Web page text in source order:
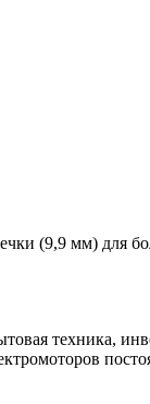
(9,9 мм) для
техника,